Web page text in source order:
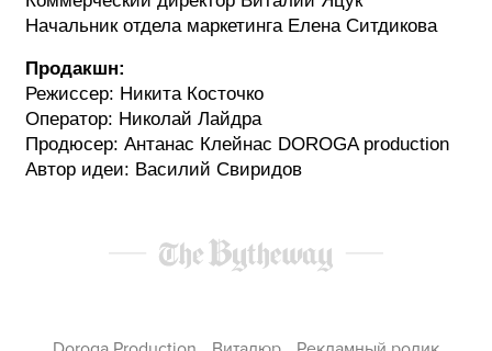
Начальник отдела маркетинга Елена Ситдикова
Продакшн:
Режиссер: Никита Косточко
Оператор: Николай Лайдра
Продюсер: Антанас Клейнас DOROGA production
Автор идеи: Василий Свиридов